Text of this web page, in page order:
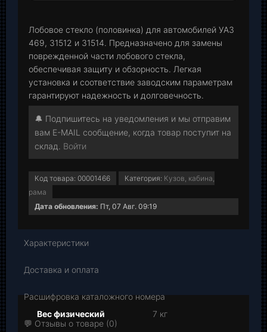
Лобовое стекло (половинка) для автомобилей УАЗ
469, 31512 и 31514. Предназначено для замены
поврежденной части лобового стекла,
обеспечивая защиту и обзорность. Легкая
установка и соответствие заводским параметрам
гарантируют надежность и долговечность.
🔔 Подпишитесь на уведомления и мы отправим
вам E-MAIL сообщение, когда товар поступит на
склад. Войти
Код товара: 00001466 Категория: Кузов, кабина,
рама
Дата обновления: Пт, 07 Авг. 09:19
Характеристики
Доставка и оплата
Расшифровка каталожного номера
💬 Отзывы о товаре (0)
Вес физический 7 кг